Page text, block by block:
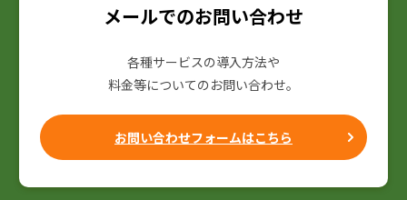
メールでのお問い合わせ
各種サービスの導入方法や
料金等についてのお問い合わせ。
お問い合わせフォームはこちら